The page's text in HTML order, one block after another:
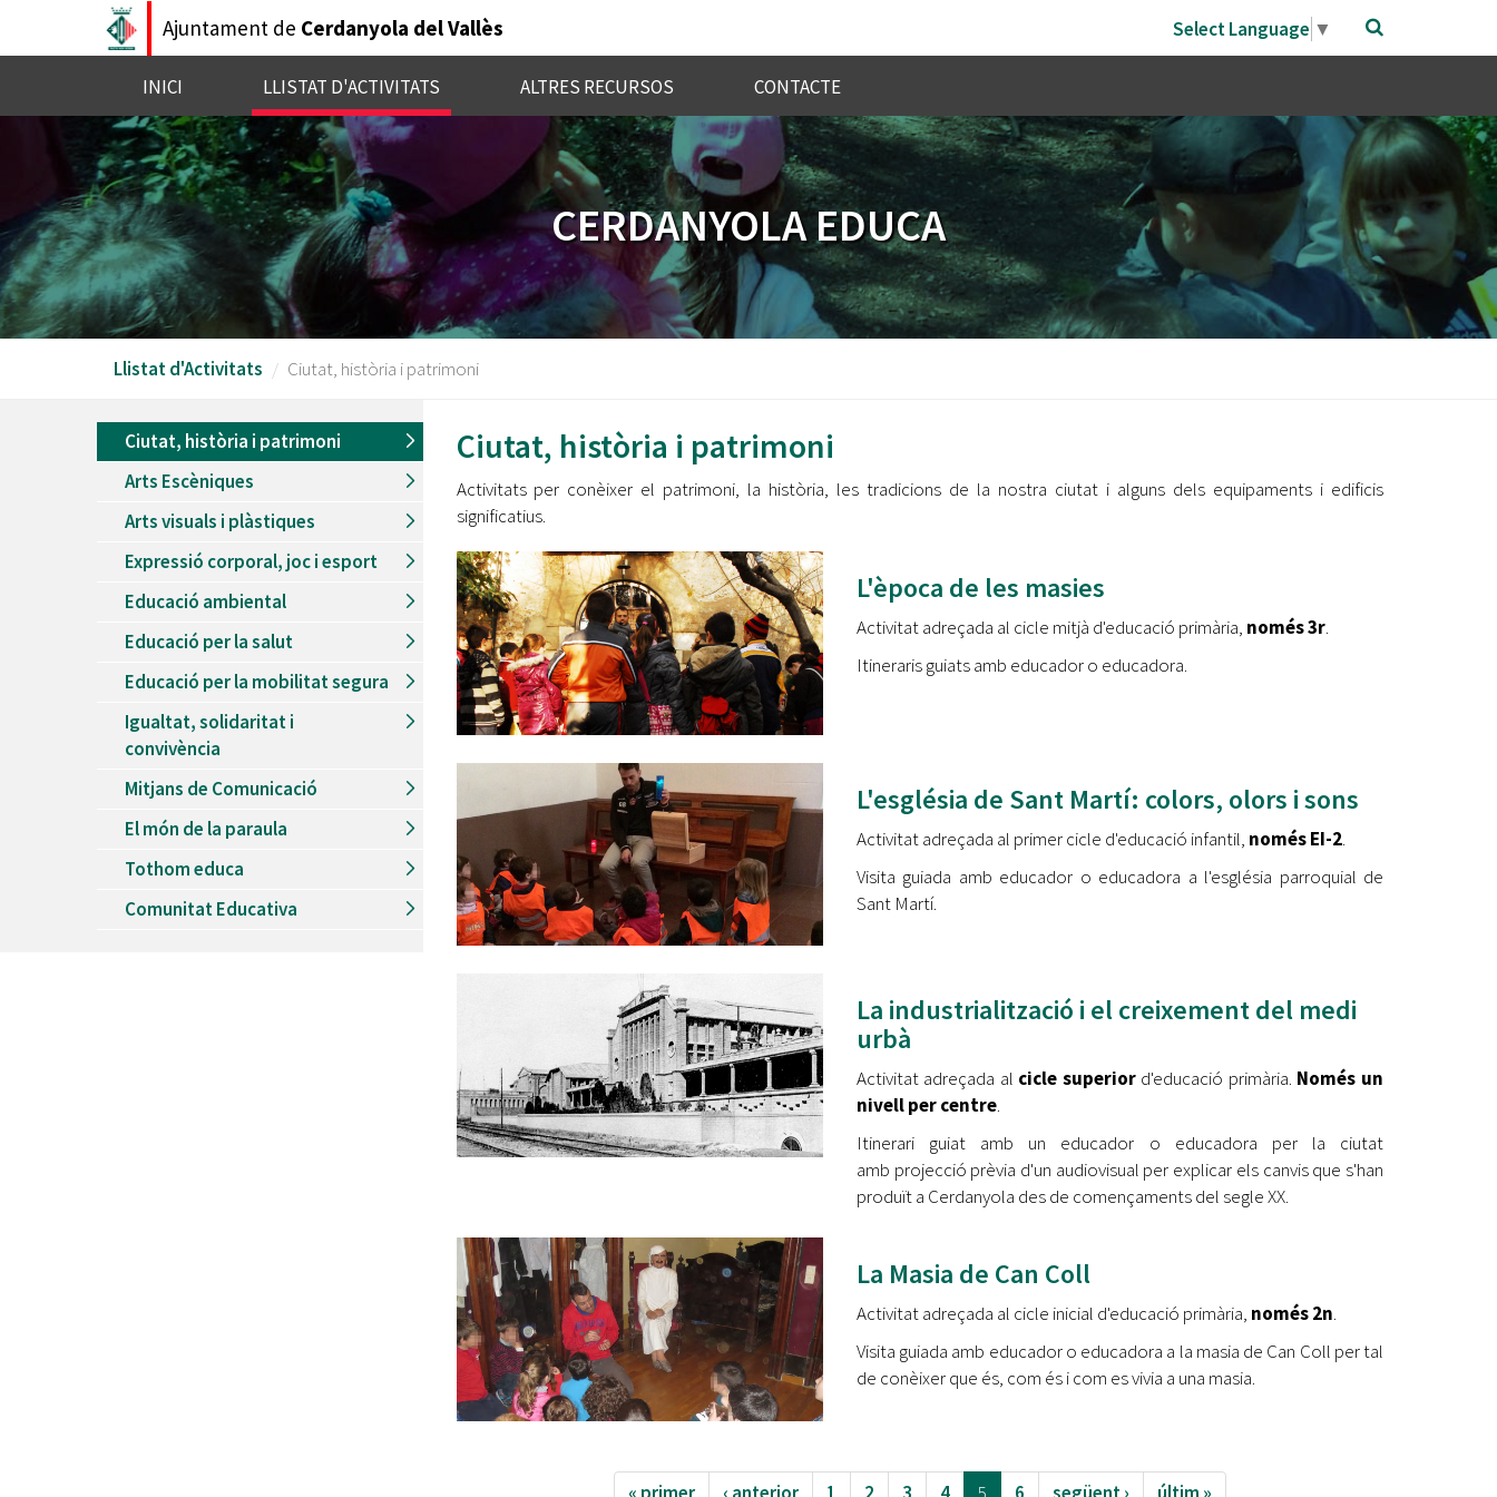
Ajuntament de Cerdanyola del Vallès Select Language ▼
INICI LLISTAT D'ACTIVITATS ALTRES RECURSOS CONTACTE
CERDANYOLA EDUCA
Llistat d'Activitats Ciutat, història i patrimoni
Ciutat, història i patrimoni
Arts Escèniques
Arts visuals i plàstiques
Expressió corporal, joc i esport
Educació ambiental
Educació per la salut
Educació per la mobilitat segura
Igualtat, solidaritat i
convivència
Mitjans de Comunicació
El món de la paraula
Tothom educa
Comunitat Educativa
Ciutat, història i patrimoni
Activitats per conèixer el patrimoni, la història, les tradicions de la nostra ciutat i alguns dels equipaments i edificis
significatius.
L'època de les masies
Activitat adreçada al cicle mitjà d'educació primària, només 3r.
Itineraris guiats amb educador o educadora.
L'església de Sant Martí: colors, olors i sons
Activitat adreçada al primer cicle d'educació infantil, només EI-2.
Visita guiada amb educador o educadora a l'església parroquial de
Sant Martí.
La industrialització i el creixement del medi
urbà
Activitat adreçada al cicle superior d'educació primària. Només un
nivell per centre.
Itinerari guiat amb un educador o educadora per la ciutat
amb projecció prèvia d'un audiovisual per explicar els canvis que s'han
produït a Cerdanyola des de començaments del segle XX.
La Masia de Can Coll
Activitat adreçada al cicle inicial d'educació primària, només 2n.
Visita guiada amb educador o educadora a la masia de Can Coll per tal
de conèixer que és, com és i com es vivia a una masia.